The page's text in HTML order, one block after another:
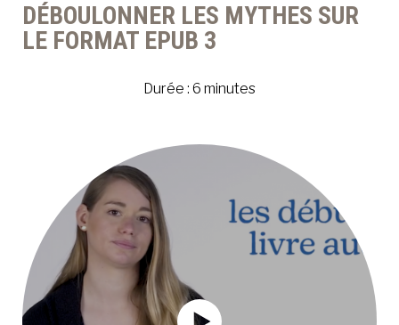
DÉBOULONNER LES MYTHES SUR
LE FORMAT EPUB 3
Durée : 6 minutes